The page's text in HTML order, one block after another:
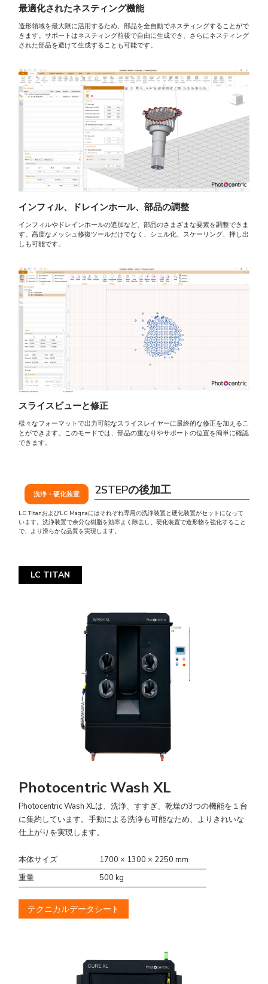
最適化されたネスティング機能
造形領域を最大限に活用するため、部品を全自動でネスティングすることがで
きます。サポートはネスティング前後で自由に生成でき、さらにネスティング
された部品を避けて生成することも可能です。
インフィル、ドレインホール、部品の調整
インフィルやドレインホールの追加など、部品のさまざまな要素を調整できま
す。高度なメッシュ修復ツールだけでなく、シェル化、スケーリング、押し出
しも可能です。
スライスビューと修正
様々なフォーマットで出力可能なスライスレイヤーに最終的な修正を加えるこ
とができます。このモードでは、部品の重なりやサポートの位置を簡単に確認
できます。
洗浄・硬化装置 2STEPの後加工
LC TitanおよびLC Magnaにはそれぞれ専用の洗浄装置と硬化装置がセットになって
います。洗浄装置で余分な樹脂を効率よく除去し、硬化装置で造形物を強化すること
で、より滑らかな品質を実現します。
LC TITAN
Photocentric Wash XL
Photocentric Wash XLは、洗浄、すすぎ、乾燥の3つの機能を１台
に集約しています。手動による洗浄も可能なため、よりきれいな
仕上がりを実現します。
本体サイズ
1700 × 1300 × 2250 mm
重量
500 kg
テクニカルデータシート